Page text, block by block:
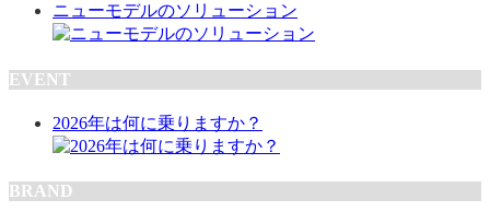
ニューモデルのソリューション
EVENT
2026年は何に乗りますか？
BRAND